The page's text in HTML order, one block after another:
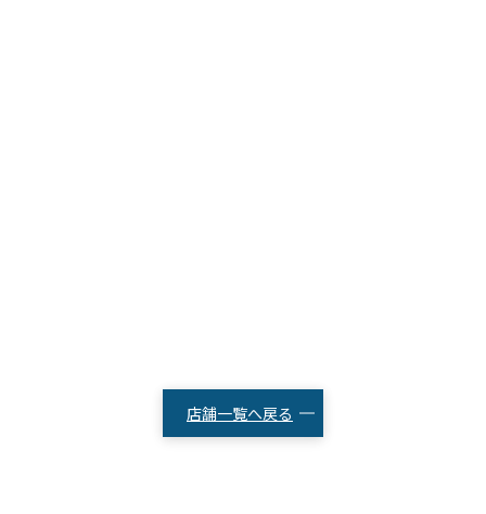
店舗一覧へ戻る